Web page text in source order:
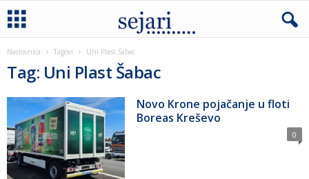
Naslovnica Tagovi Uni Plast Šabac
Tag: Uni Plast Šabac
Novo Krone pojačanje u floti
Boreas Kreševo
0